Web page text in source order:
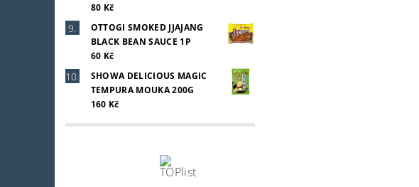
80 Kč
OTTOGI SMOKED JJAJANG
BLACK BEAN SAUCE 1P
60 Kč
SHOWA DELICIOUS MAGIC
TEMPURA MOUKA 200G
160 Kč